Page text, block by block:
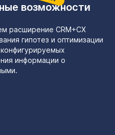
возможности
расширение CRM+CX
гипотез и оптимизации
информации о